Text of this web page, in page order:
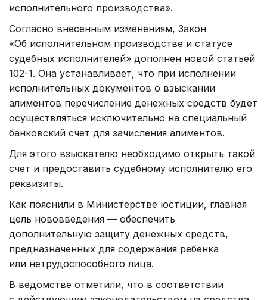
исполнительного производства».
Согласно внесенным изменениям, Закон
«Об исполнительном производстве и статусе
судебных исполнителей» дополнен новой статьей
102-1. Она устанавливает, что при исполнении
исполнительных документов о взыскании
алиментов перечисление денежных средств будет
осуществляться исключительно на специальный
банковский счет для зачисления алиментов.
Для этого взыскателю необходимо открыть такой
счет и предоставить судебному исполнителю его
реквизиты.
Как пояснили в Министерстве юстиции, главная
цель нововведения — обеспечить
дополнительную защиту денежных средств,
предназначенных для содержания ребенка
или нетрудоспособного лица.
В ведомстве отметили, что в соответствии